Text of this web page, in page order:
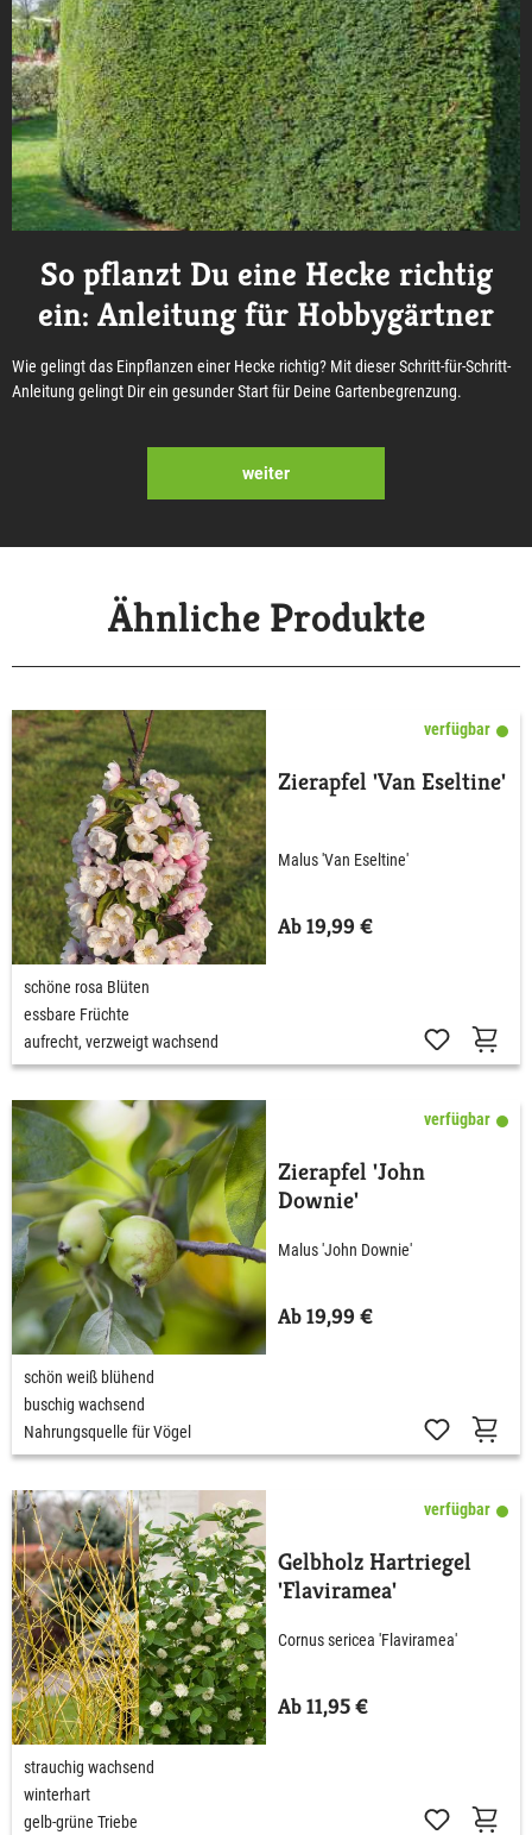
So pflanzt Du eine Hecke richtig
ein: Anleitung für Hobbygärtner
Wie gelingt das Einpflanzen einer Hecke richtig? Mit dieser Schritt-für-Schritt-
Anleitung gelingt Dir ein gesunder Start für Deine Gartenbegrenzung.
weiter
Ähnliche Produkte
verfügbar
Zierapfel 'Van Eseltine'
Malus 'Van Eseltine'
Ab 19,99 €
schöne rosa Blüten
essbare Früchte
aufrecht, verzweigt wachsend
verfügbar
Zierapfel 'John
Downie'
Malus 'John Downie'
Ab 19,99 €
schön weiß blühend
buschig wachsend
Nahrungsquelle für Vögel
verfügbar
Gelbholz Hartriegel
'Flaviramea'
Cornus sericea 'Flaviramea'
Ab 11,95 €
strauchig wachsend
winterhart
gelb-grüne Triebe